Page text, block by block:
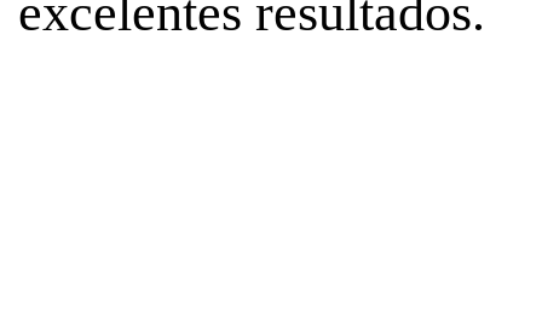
excelentes resultados.